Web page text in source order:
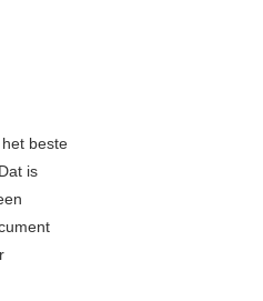
beste
is